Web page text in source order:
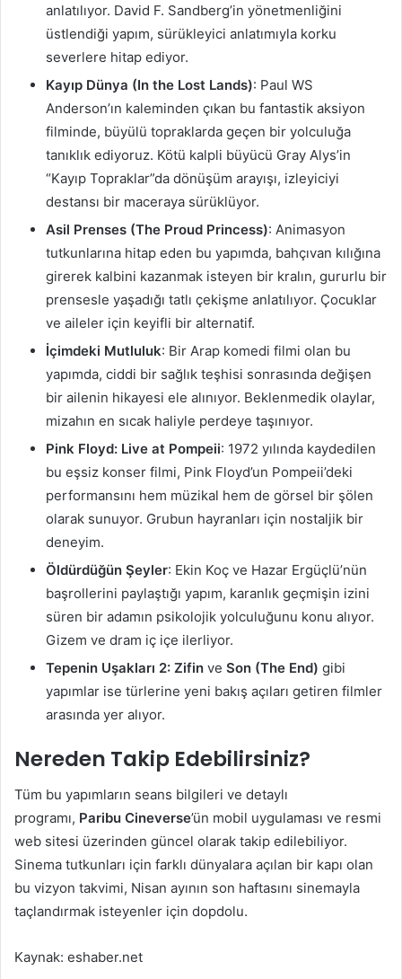
anlatılıyor. David F. Sandberg’in yönetmenliğini
üstlendiği yapım, sürükleyici anlatımıyla korku
severlere hitap ediyor.
Kayıp Dünya (In the Lost Lands): Paul WS
Anderson’ın kaleminden çıkan bu fantastik aksiyon
filminde, büyülü topraklarda geçen bir yolculuğa
tanıklık ediyoruz. Kötü kalpli büyücü Gray Alys’in
“Kayıp Topraklar”da dönüşüm arayışı, izleyiciyi
destansı bir maceraya sürüklüyor.
Asil Prenses (The Proud Princess): Animasyon
tutkunlarına hitap eden bu yapımda, bahçıvan kılığına
girerek kalbini kazanmak isteyen bir kralın, gururlu bir
prensesle yaşadığı tatlı çekişme anlatılıyor. Çocuklar
ve aileler için keyifli bir alternatif.
İçimdeki Mutluluk: Bir Arap komedi filmi olan bu
yapımda, ciddi bir sağlık teşhisi sonrasında değişen
bir ailenin hikayesi ele alınıyor. Beklenmedik olaylar,
mizahın en sıcak haliyle perdeye taşınıyor.
Pink Floyd: Live at Pompeii: 1972 yılında kaydedilen
bu eşsiz konser filmi, Pink Floyd’un Pompeii’deki
performansını hem müzikal hem de görsel bir şölen
olarak sunuyor. Grubun hayranları için nostaljik bir
deneyim.
Öldürdüğün Şeyler: Ekin Koç ve Hazar Ergüçlü’nün
başrollerini paylaştığı yapım, karanlık geçmişin izini
süren bir adamın psikolojik yolculuğunu konu alıyor.
Gizem ve dram iç içe ilerliyor.
Tepenin Uşakları 2: Zifin ve Son (The End) gibi
yapımlar ise türlerine yeni bakış açıları getiren filmler
arasında yer alıyor.
Nereden Takip Edebilirsiniz?
Tüm bu yapımların seans bilgileri ve detaylı
programı, Paribu Cineverse’ün mobil uygulaması ve resmi
web sitesi üzerinden güncel olarak takip edilebiliyor.
Sinema tutkunları için farklı dünyalara açılan bir kapı olan
bu vizyon takvimi, Nisan ayının son haftasını sinemayla
taçlandırmak isteyenler için dopdolu.
Kaynak: eshaber.net